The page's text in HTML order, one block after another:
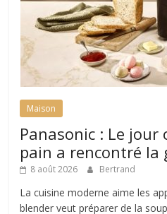
Maison
Panasonic : Le jour
pain a rencontré la
8 août 2026 Bertrand
La cuisine moderne aime les
blender veut préparer de la